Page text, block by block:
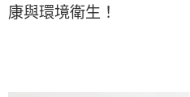
康與環境衛生！